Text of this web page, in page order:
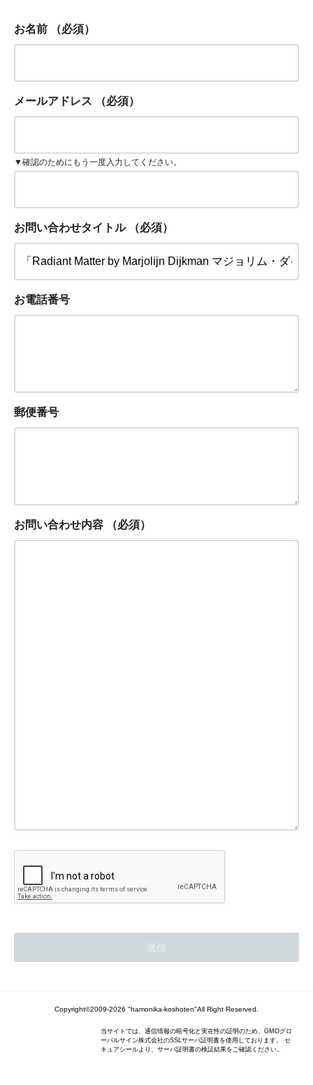
お名前 （必須）
メールアドレス （必須）
▼確認のためにもう一度入力してください。
お問い合わせタイトル （必須）
お電話番号
郵便番号
お問い合わせ内容 （必須）
Copyright©2009-2026 "hamonika-koshoten"All Right Reserved.
当サイトでは、通信情報の暗号化と実在性の証明のため、GMOグロ
ーバルサイン株式会社のSSLサーバ証明書を使用しております。 セ
キュアシールより、サーバ証明書の検証結果をご確認ください。